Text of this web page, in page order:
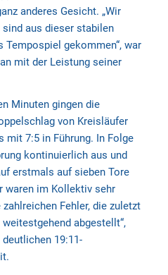
anderes Gesicht. „Wir
aus dieser stabilen
Tempospiel gekommen“, war
mit der Leistung seiner
Minuten gingen die
von Kreisläufer
7:5 in Führung. In Folge
kontinuierlich aus und
erstmals auf sieben Tore
waren im Kollektiv sehr
Fehler, die zuletzt
abgestellt“,
19:11-